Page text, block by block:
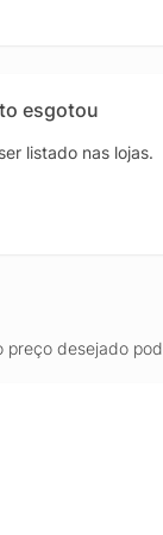
esgotou
listado nas lojas.
desejado